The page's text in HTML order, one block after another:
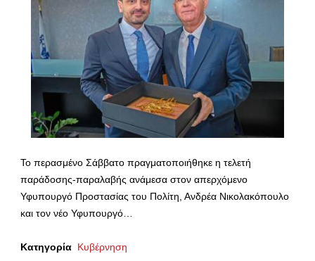
Το περασμένο Σάββατο πραγματοποιήθηκε η τελετή
παράδοσης-παραλαβής ανάμεσα στον απερχόμενο
Υφυπουργό Προστασίας του Πολίτη, Ανδρέα Νικολακόπουλο
και τον νέο Υφυπουργό…
Κατηγορία Κυβέρνηση